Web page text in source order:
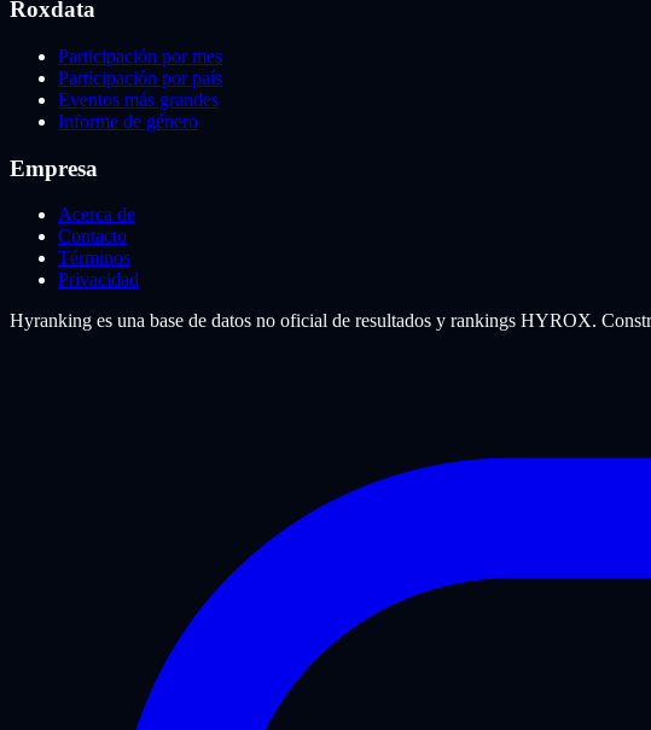
Roxdata
Participación por mes
Participación por país
Eventos más grandes
Informe de género
Empresa
Acerca de
Contacto
Términos
Privacidad
Hyranking es una base de datos no oficial de resultados y rankings HYROX.